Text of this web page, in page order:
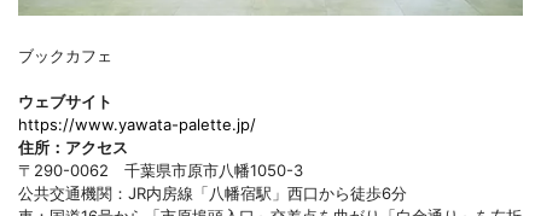
ブックカフェ
ウェブサイト
https://www.yawata-palette.jp/
住所：アクセス
〒290-0062 千葉県市原市八幡1050-3
公共交通機関：JR内房線「八幡宿駅」西口から徒歩6分